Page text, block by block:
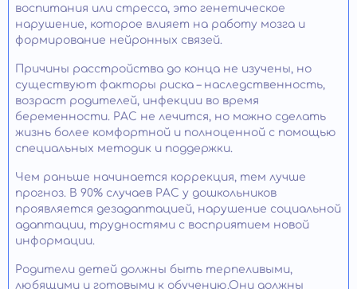
воспитания или стресса, это генетическое
нарушение, которое влияет на работу мозга и
формирование нейронных связей.
Причины расстройства до конца не изучены, но
существуют факторы риска – наследственность,
возраст родителей, инфекции во время
беременности. РАС не лечится, но можно сделать
жизнь более комфортной и полноценной с помощью
специальных методик и поддержки.
Чем раньше начинается коррекция, тем лучше
прогноз. В 90% случаев РАС у дошкольников
проявляется дезадаптацией, нарушение социальной
адаптации, трудностями с восприятием новой
информации.
Родители детей должны быть терпеливыми,
любящими и готовыми к обучению.Они должны